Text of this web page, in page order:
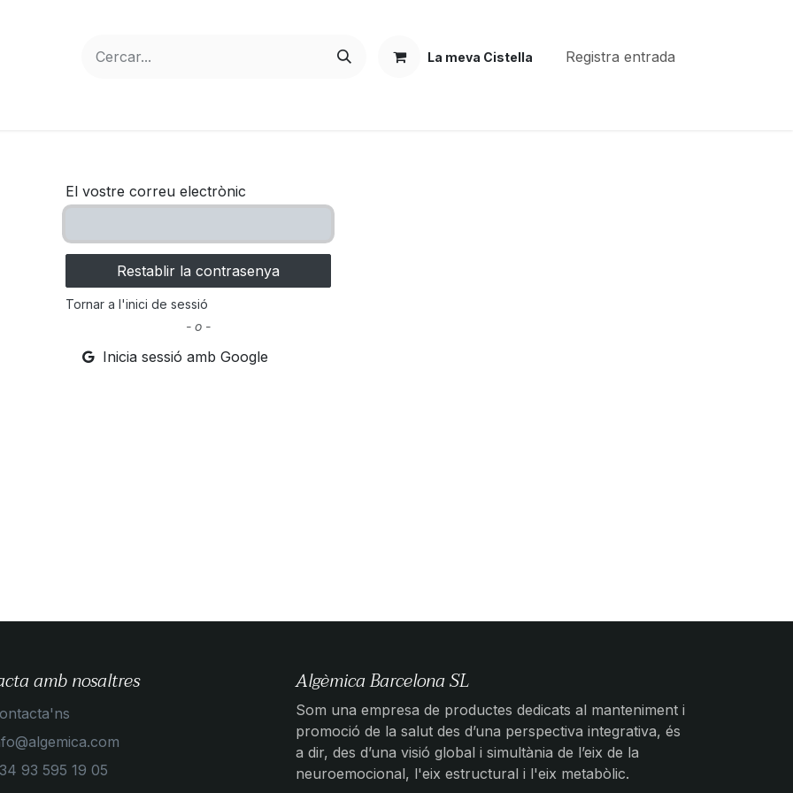
La meva Cistella Registra entrada
El vostre correu electrònic
Restablir la contrasenya
Tornar a l'inici de sessió
- o -
Inicia sessió amb Google
amb nosaltres
93 595 19 05
Algèmica Barcelona SL
Som una empresa de productes dedicats al manteniment i
promoció de la salut des d’una perspectiva integrativa, és
a dir, des d’una visió global i simultània de l’eix de la
neuroemocional, l'eix estructural i l'eix metabòlic.